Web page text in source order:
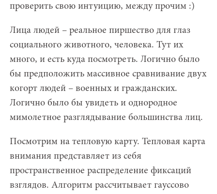
проверить свою интуицию, между прочим :)
Лица людей – реальное пиршество для глаз
социального животного, человека. Тут их
много, и есть куда посмотреть. Логично было
бы предположить массивное сравнивание двух
когорт людей – военных и гражданских.
Логично было бы увидеть и однородное
мимолетное разглядывание большинства лиц.
Посмотрим на тепловую карту. Тепловая карта
внимания представляет из себя
пространственное распределение фиксаций
взглядов. Алгоритм рассчитывает гауссово